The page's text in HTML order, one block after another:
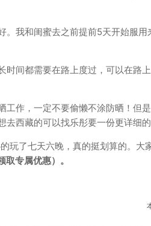
我和闺蜜去之前提前5天开始服
间都需要在路上度过，可以在路
作，一定不要偷懒不涂防晒！但
西藏的可以找乐彤要一份更详细的
玩了七天六晚，真的挺划算的。大
专属优惠）。